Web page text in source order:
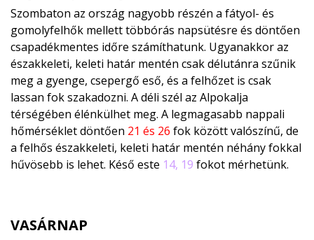
Szombaton az ország nagyobb részén a fátyol- és
gomolyfelhők mellett többórás napsütésre és döntően
csapadékmentes időre számíthatunk. Ugyanakkor az
északkeleti, keleti határ mentén csak délutánra szűnik
meg a gyenge, csepergő eső, és a felhőzet is csak
lassan fok szakadozni. A déli szél az Alpokalja
térségében élénkülhet meg. A legmagasabb nappali
hőmérséklet döntően 21 és 26 fok között valószínű, de
a felhős északkeleti, keleti határ mentén néhány fokkal
hűvösebb is lehet. Késő este 14, 19 fokot mérhetünk.
VASÁRNAP